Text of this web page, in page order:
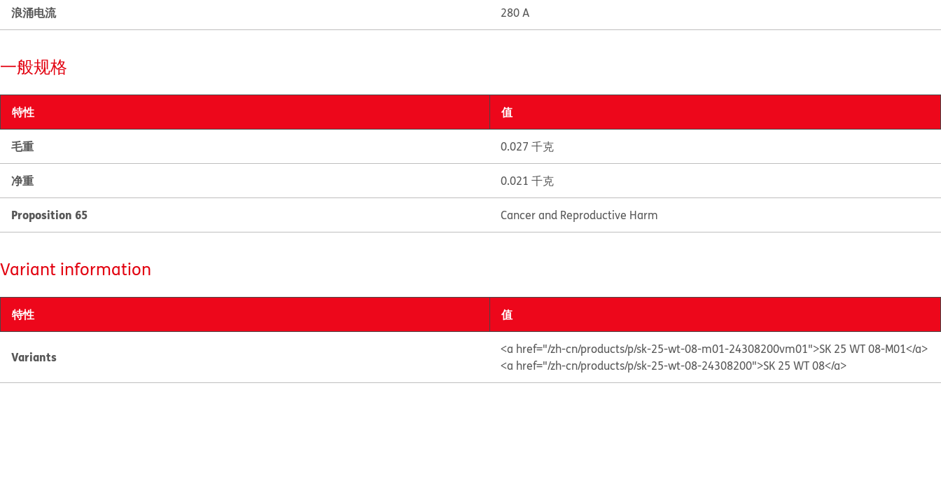
浪涌电流 280 A
一般规格
特性 值
毛重 0.027 千克
净重 0.021 千克
Proposition 65 Cancer and Reproductive Harm
Variant information
特性 值
Variants
<a href="/zh-cn/products/p/sk-25-wt-08-m01-24308200vm01">SK 25 WT 08-M01</a>
<a href="/zh-cn/products/p/sk-25-wt-08-24308200">SK 25 WT 08</a>